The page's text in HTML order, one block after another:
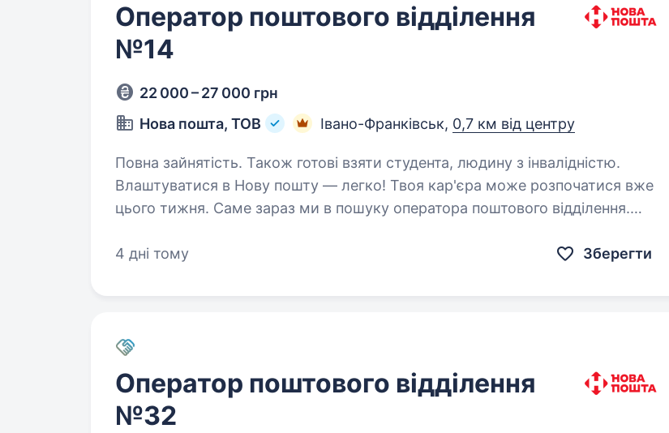
Оператор поштового відділення
№14
22 000 – 27 000 грн
Нова пошта, ТОВ
Івано-Франківськ, 0,7 км від центру
Повна зайнятість. Також готові взяти студента, людину з інвалідністю.
Влаштуватися в Нову пошту — легко! Твоя кар'єра може розпочатися вже
цього тижня. Саме зараз ми в пошуку оператора поштового відділення.
на…
4 дні тому Зберегти
Оператор поштового відділення
№32